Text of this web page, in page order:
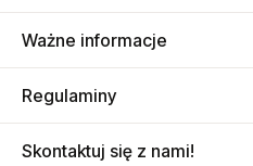
Ważne informacje
Regulaminy
Skontaktuj się z nami!